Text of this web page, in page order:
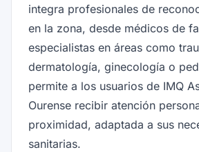
integra profesionales de
en la zona, desde médicos de
especialistas en áreas como
dermatología, ginecología o
permite a los usuarios de IMQ
Ourense recibir atención
proximidad, adaptada a sus
sanitarias.